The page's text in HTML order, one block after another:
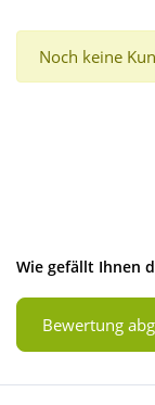
Noch keine
Wie gefällt Ihnen
Bewertung